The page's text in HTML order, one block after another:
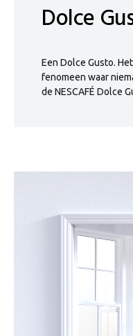
Dolce
Een Dolce Gusto.
fenomeen waar
de NESCAFÉ Dolce